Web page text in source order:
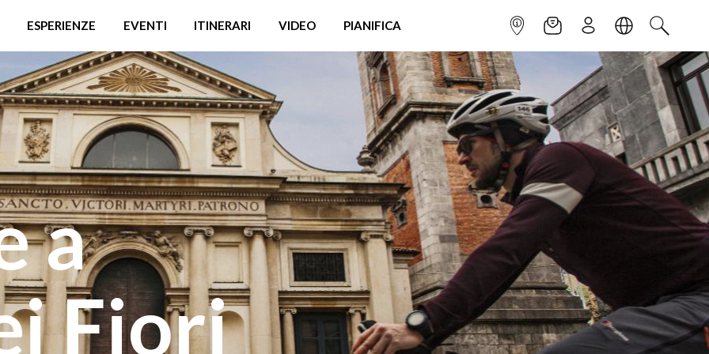
ESPERIENZE EVENTI ITINERARI VIDEO PIANIFICA INFOPOINTNEWSLETTER
ISCRIVITILINGUACERCA
a
Fiori